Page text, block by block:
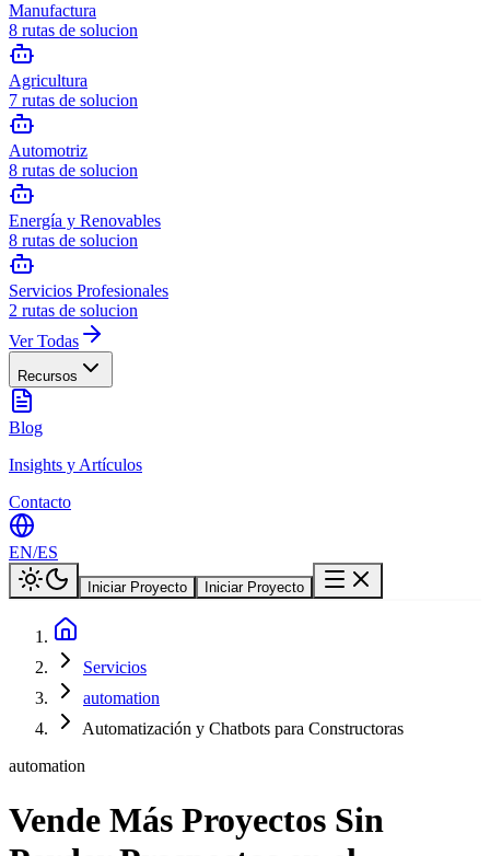
Manufactura
8 rutas de solucion
Agricultura
7 rutas de solucion
Automotriz
8 rutas de solucion
Energía y Renovables
8 rutas de solucion
Servicios Profesionales
2 rutas de solucion
Ver Todas
Recursos
Blog
Insights y Artículos
Contacto
EN/ES
Iniciar Proyecto Iniciar Proyecto
Servicios
automation
Automatización y Chatbots para Constructoras
automation
Vende Más Proyectos Sin